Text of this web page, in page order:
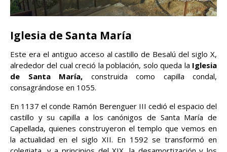
Iglesia de Santa María
Este era el antiguo acceso al castillo de Besalú del siglo X,
alrededor del cual creció la población, solo queda la Iglesia
de Santa María, construida como capilla condal,
consagrándose en 1055.
En 1137 el conde Ramón Berenguer III cedió el espacio del
castillo y su capilla a los canónigos de Santa María de
Capellada, quienes construyeron el templo que vemos en
la actualidad en el siglo XII. En 1592 se transformó en